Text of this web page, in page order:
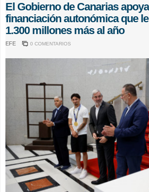
El Gobierno de Canarias
financiación autonómica que
1.300 millones más al año
EFE 0 COMENTARIOS